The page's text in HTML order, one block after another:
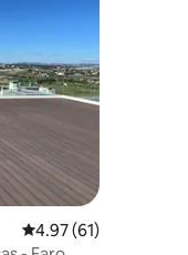
Calificación
4.97 (61)